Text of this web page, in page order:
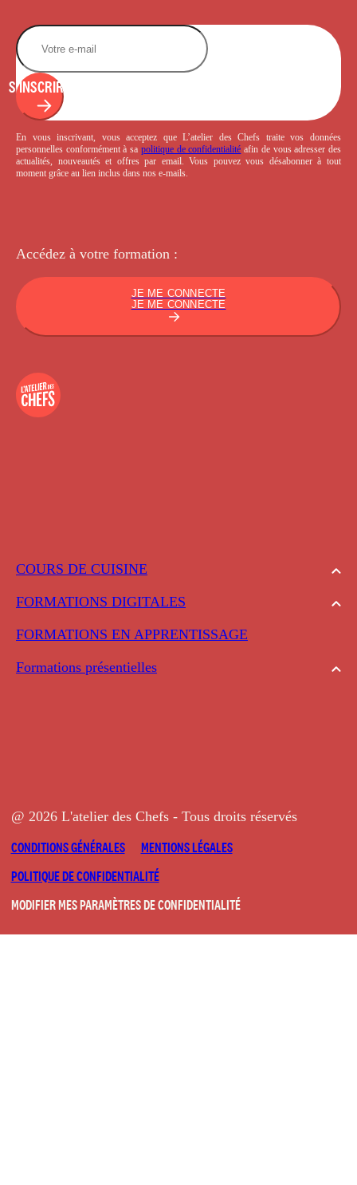
COURS DE CUISINE
FORMATIONS DIGITALES
FORMATIONS EN APPRENTISSAGE
Formations présentielles
S'INSCRIRE
En vous inscrivant, vous acceptez que L’atelier des Chefs traite vos données
personnelles conformément à sa politique de confidentialité afin de vous adresser des
actualités, nouveautés et offres par email. Vous pouvez vous désabonner à tout
moment grâce au lien inclus dans nos e-mails.
Accédez à votre formation :
JE ME CONNECTE
JE ME CONNECTE
@ 2026 L'atelier des Chefs - Tous droits réservés
CONDITIONS GÉNÉRALES
MENTIONS LÉGALES
POLITIQUE DE CONFIDENTIALITÉ
MODIFIER MES PARAMÈTRES DE CONFIDENTIALITÉ